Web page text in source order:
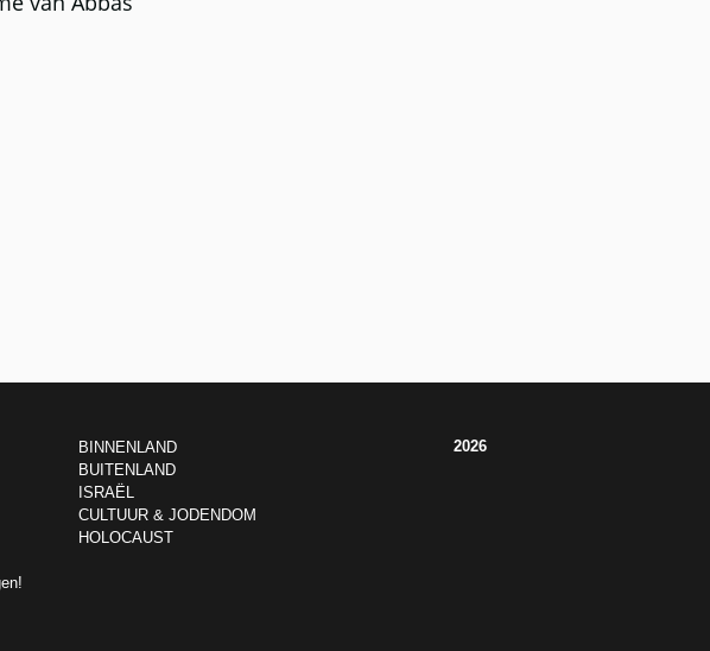
BINNENLAND
BUITENLAND
ISRAËL
CULTUUR & JODENDOM
HOLOCAUST
2026